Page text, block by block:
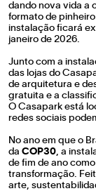
dando nova vida a
formato de
instalação ficará
janeiro de 2026.
Junto com a
das lojas do
de arquitetura e
gratuita e a
O Casapark está
redes sociais
No ano em que o
da COP30, a
de fim de ano
transformação.
arte,